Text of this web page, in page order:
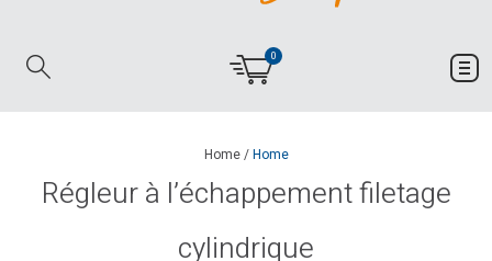
0
Home/Home
Régleur à l’échappement filetage
cylindrique